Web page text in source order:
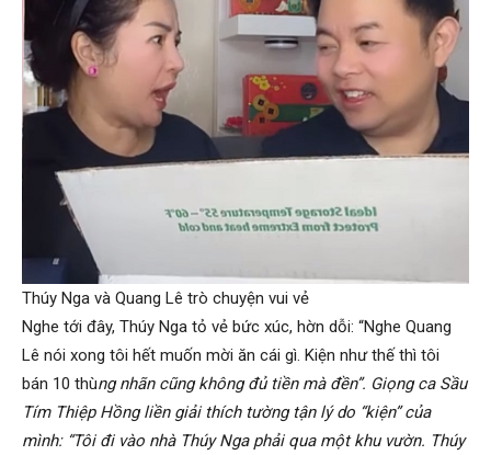
Thúy Nga và Quang Lê trò chuyện vui vẻ
Nghe tới đây, Thúy Nga tỏ vẻ bức xúc, hờn dỗi: “Nghe Quang
Lê nói xong tôi hết muốn mời ăn cái gì. Kiện như thế thì tôi
bán 10 thùng nhãn cũng không đủ tiền mà đền”. Giọng ca Sầu
Tím Thiệp Hồng liền giải thích tường tận lý do “kiện” của
mình: “Tôi đi vào nhà Thúy Nga phải qua một khu vườn. Thúy